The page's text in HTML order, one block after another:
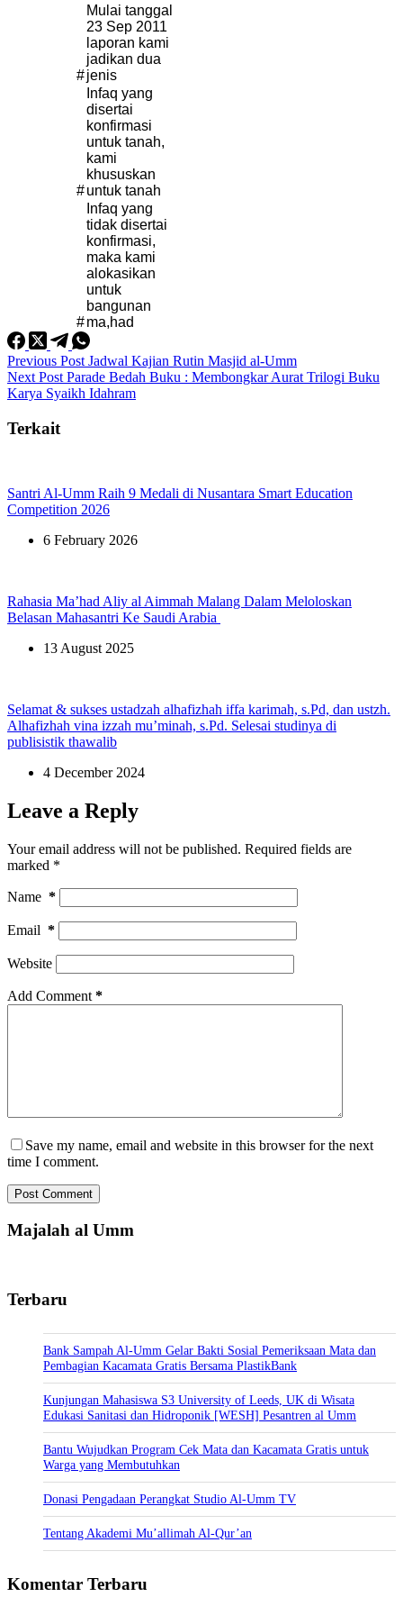
#
Mulai tanggal
23 Sep 2011
laporan kami
jadikan dua
jenis
#
Infaq yang
disertai
konfirmasi
untuk tanah,
kami
khususkan
untuk tanah
#
Infaq yang
tidak disertai
konfirmasi,
maka kami
alokasikan
untuk
bangunan
ma,had
Previous Post Jadwal Kajian Rutin Masjid al-Umm
Next Post Parade Bedah Buku : Membongkar Aurat Trilogi Buku
Karya Syaikh Idahram
Terkait
Santri Al-Umm Raih 9 Medali di Nusantara Smart Education
Competition 2026
6 February 2026
Rahasia Ma’had Aliy al Aimmah Malang Dalam Meloloskan
Belasan Mahasantri Ke Saudi Arabia
13 August 2025
Selamat & sukses ustadzah alhafizhah iffa karimah, s.Pd, dan ustzh.
Alhafizhah vina izzah mu’minah, s.Pd. Selesai studinya di
publisistik thawalib
4 December 2024
Leave a Reply
Your email address will not be published. Required fields are
marked *
Name *
Email *
Website
Add Comment *
Save my name, email and website in this browser for the next
time I comment.
Post Comment
Majalah al Umm
Terbaru
Bank Sampah Al-Umm Gelar Bakti Sosial Pemeriksaan Mata dan
Pembagian Kacamata Gratis Bersama PlastikBank
Kunjungan Mahasiswa S3 University of Leeds, UK di Wisata
Edukasi Sanitasi dan Hidroponik [WESH] Pesantren al Umm
Bantu Wujudkan Program Cek Mata dan Kacamata Gratis untuk
Warga yang Membutuhkan
Donasi Pengadaan Perangkat Studio Al-Umm TV
Tentang Akademi Mu’allimah Al-Qur’an
Komentar Terbaru